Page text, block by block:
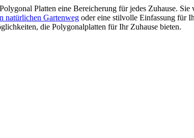
Platten eine Bereicherung für jedes Zuhause.
natürlichen Gartenweg oder eine stilvolle Einfassung für
die Polygonalplatten für Ihr Zuhause bieten.